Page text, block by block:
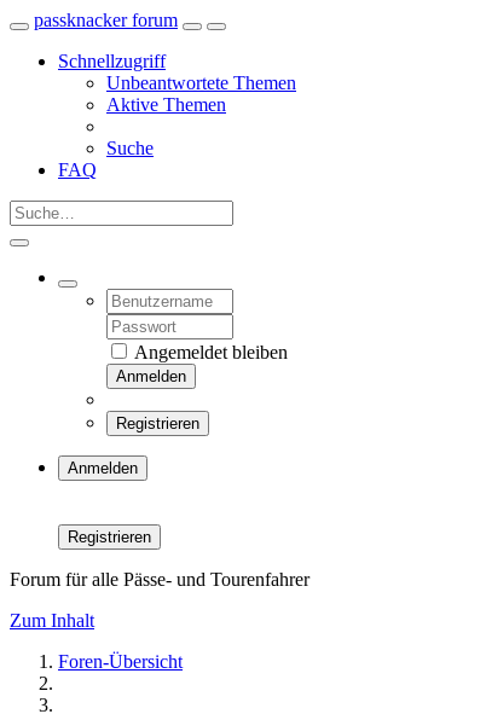
passknacker forum
Schnellzugriff
Unbeantwortete Themen
Aktive Themen
Suche
FAQ
Angemeldet bleiben
Anmelden
Registrieren
Anmelden
Registrieren
Forum für alle Pässe- und Tourenfahrer
Zum Inhalt
Foren-Übersicht